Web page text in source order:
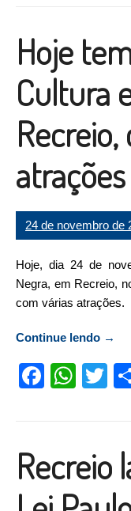
Hoje
Cultura
atrações
24 de novembro de
Hoje, dia 24 de
Negra, em Recreio,
com várias atrações.
Continue lendo →
Recreio